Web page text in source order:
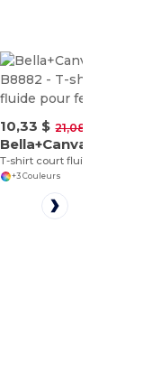
10,33 $ 21,08 $
+3 Couleurs